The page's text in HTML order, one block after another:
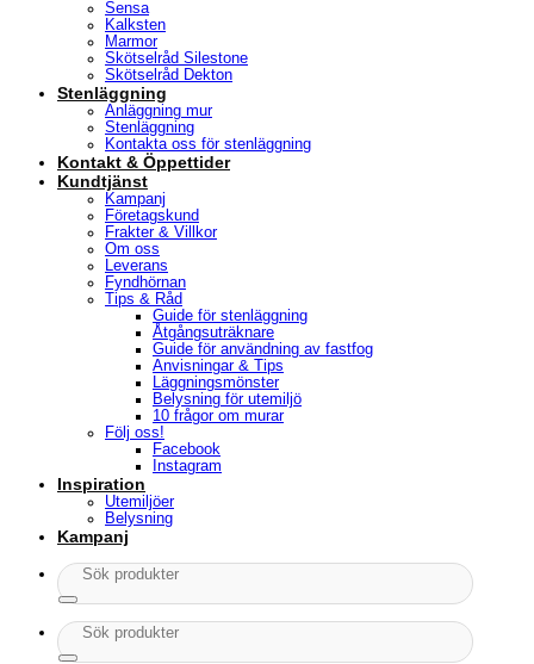
Sensa
Kalksten
Marmor
Skötselråd Silestone
Skötselråd Dekton
Stenläggning
Anläggning mur
Stenläggning
Kontakta oss för stenläggning
Kontakt & Öppettider
Kundtjänst
Kampanj
Företagskund
Frakter & Villkor
Om oss
Leverans
Fyndhörnan
Tips & Råd
Guide för stenläggning
Åtgångsuträknare
Guide för användning av fastfog
Anvisningar & Tips
Läggningsmönster
Belysning för utemiljö
10 frågor om murar
Följ oss!
Facebook
Instagram
Inspiration
Utemiljöer
Belysning
Kampanj
Sök
efter:
Sök
efter: